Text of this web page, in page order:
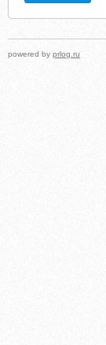
powered by prlog.ru